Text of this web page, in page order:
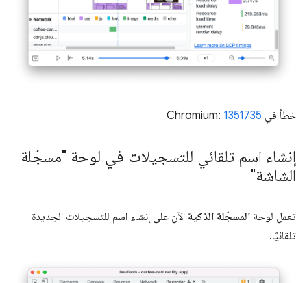
خطأ في Chromium: 1351735
إنشاء اسم تلقائي للتسجيلات في لوحة "مسجّلة
الشاشة"
تعمل لوحة المسجّلة الذكية الآن على إنشاء اسم للتسجيلات الجديدة
تلقائيًا.